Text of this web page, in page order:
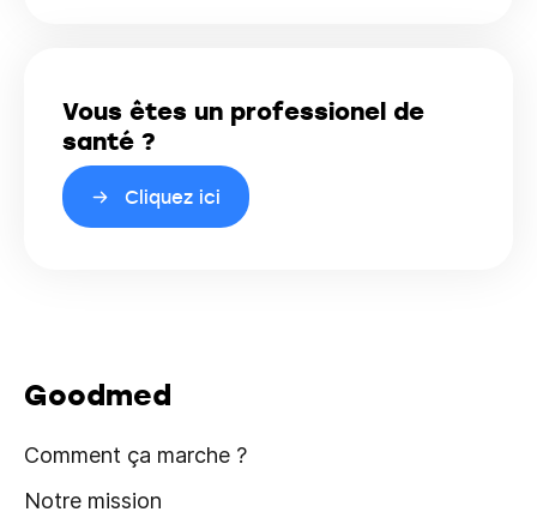
Vous êtes un professionel de
santé ?
Cliquez ici
Goodmed
Comment ça marche ?
Notre mission